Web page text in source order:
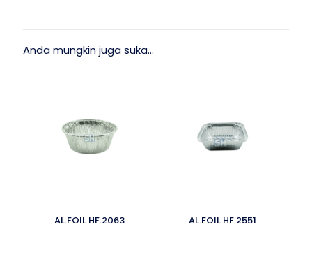
Anda mungkin juga suka…
AL.FOIL HF.2063 AL.FOIL HF.2551